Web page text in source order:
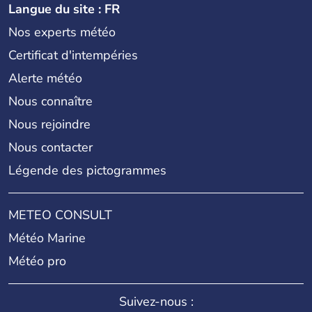
Langue du site : FR
Nos experts météo
Certificat d'intempéries
Alerte météo
Nous connaître
Nous rejoindre
Nous contacter
Légende des pictogrammes
METEO CONSULT
Météo Marine
Météo pro
Suivez-nous :